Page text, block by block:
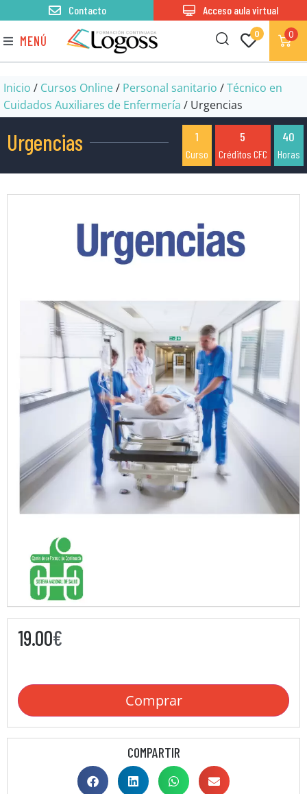
MENÚ 0 0
Contacto Acceso aula virtual
Inicio / Cursos Online/ Personal sanitario /Técnico en
Cuidados Auxiliares de Enfermería / Urgencias
Urgencias 1
Curso
5
Créditos CFC
40
Horas
19.00€
Comprar
COMPARTIR